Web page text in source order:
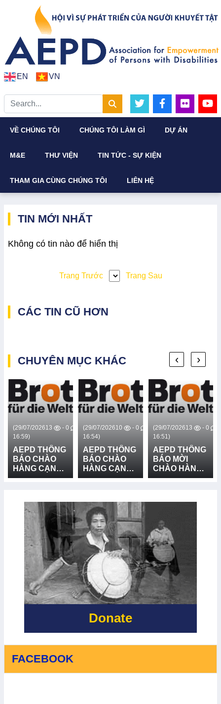
EN VN
VỀ CHÚNG TÔI CHÚNG TÔI LÀM GÌ DỰ ÁN
M&E THƯ VIỆN TIN TỨC - SỰ KIỆN
THAM GIA CÙNG CHÚNG TÔI LIÊN HỆ
TIN MỚI NHẤT
Không có tin nào để hiển thị
Trang Trước Trang Sau
CÁC TIN CŨ HƠN
CHUYÊN MỤC KHÁC
(29/07/2026
16:59)
13 - 0
AEPD THÔNG
BÁO CHÀO
HÀNG CẠNH
TRANH CUNG
THỐNG LOA
TRUYỀN
THANH - LẦN
(29/07/2026
16:54)
10 - 0
AEPD THÔNG
BÁO CHÀO
HÀNG CẠNH
TRANH CUNG
CỨU HỘ VÀ
PHÒNG
CHỐNG
THIÊN TAI -
LẦN 2
(29/07/2026
16:51)
13 - 0
AEPD THÔNG
BÁO MỜI
CHÀO HÀNG
CẠNH TRANH
ĐỒ RŮI RO
THIÊN TAI TẠI
XÃ BỐ
TRẠCH, XÃ
BẮC TRẠCH
VÀ XÃ
PHONG NHA,
TỈNH QUẢNG
TRỊ - LẦN 2
‹ ›
Donate
FACEBOOK